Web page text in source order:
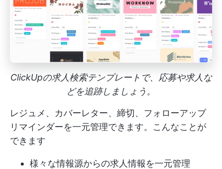
ClickUpの求人検索テンプレートで、応募や求人な
どを追跡しましょう。
レジュメ、カバーレター、締切、フォローアップ
リマインダーを一元管理できます。こんなことが
できます
様々な情報源からの求人情報を一元管理